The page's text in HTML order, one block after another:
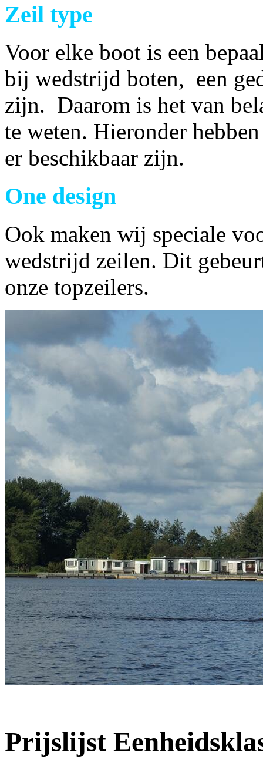
Zeil type
Voor elke boot is een
bij wedstrijd boten, een
zijn. Daarom is het van
te weten. Hieronder
er beschikbaar zijn.
One design
Ook maken wij speciale
wedstrijd zeilen. Dit
onze topzeilers.
Prijslijst